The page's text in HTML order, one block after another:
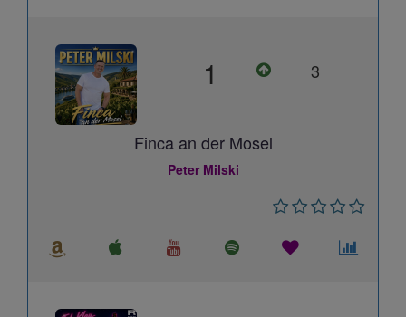
1 3
Finca an der Mosel
Peter Milski